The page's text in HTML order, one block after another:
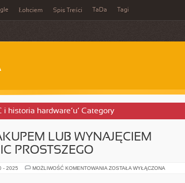
Łokciem Spis Treści TaDa Tagi
i historia hardware’u’ Category
LUB WYNAJĘCIEM
PROSTSZEGO
- 2025 MOŻLIWOŚĆ KOMENTOWANIA PROBLEMY
ZOSTAŁA WYŁĄCZONA